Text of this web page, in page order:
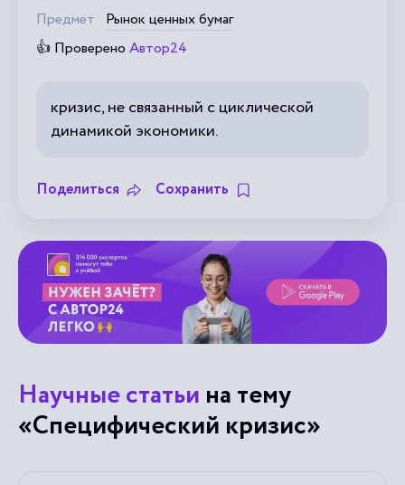
Предмет
Рынок ценных бумаг
👍 Проверено Автор24
кризис, не связанный с циклической
динамикой экономики.
Поделиться Сохранить
Научные статьи на тему
«Специфический кризис»